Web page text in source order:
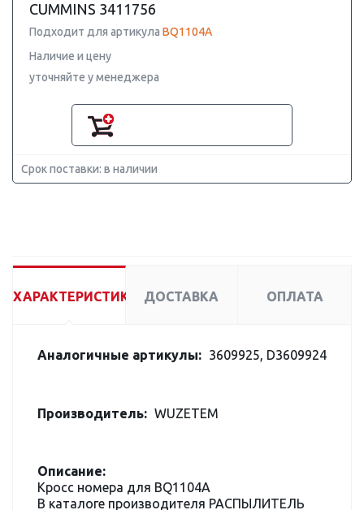
CUMMINS 3411756
Подходит для артикула BQ1104A
Наличие и цену
уточняйте у менеджера
Срок поставки: в наличии
ХАРАКТЕРИСТИКИ ДОСТАВКА ОПЛАТА
Аналогичные артикулы: 3609925, D3609924
Производитель: WUZETEM
Описание:
Кросс номера для BQ1104A
В каталоге производителя РАСПЫЛИТЕЛЬ